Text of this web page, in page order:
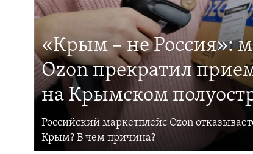
«Крым – не Россия»:
Ozon прекратил
на Крымском
Российский маркетплейс Ozon
Крым? В чем причина?